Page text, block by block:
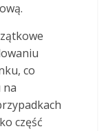
co
na
część